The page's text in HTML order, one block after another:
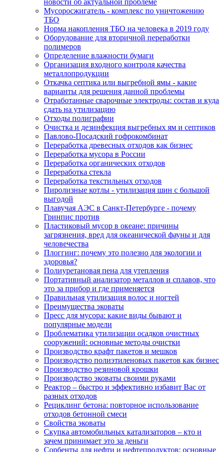
новости об актуальной проблеме
Мусоросжигатель - комплекс по уничтожению
ТБО
Норма накопления ТБО на человека в 2019 году
Оборудование для вторичной переработки
полимеров
Определение влажности бумаги
Организация входного контроля качества
металлопродукции
Откачка септика или выгребной ямы - какие
варианты для решения данной проблемы
Отработанные сварочные электроды: состав и куда
сдать на утилизацию
Отходы полиграфии
Очистка и дезинфекция выгребных ям и септиков
Павлово-Посадский гофрокомбинат
Переработка древесных отходов как бизнес
Переработка мусора в России
Переработка органических отходов
Переработка стекла
Переработка текстильных отходов
Пиролизные котлы - утилизация шин с большой
выгодой
Плавучая АЭС в Санкт-Петербурге - почему
Гринпис против
Пластиковый мусор в океане: причины
загрязнения, вред для океанической фауны и для
человечества
Плоггинг: почему это полезно для экологии и
здоровья?
Полиуретановая пена для утепления
Портативный анализатор металлов и сплавов, что
это за прибор и где применяется
Правильная утилизация волос и ногтей
Преимущества эковаты
Пресс для мусора: какие виды бывают и
популярные модели
Проблематика утилизации осадков очистных
сооружений: основные методы очистки
Производство крафт пакетов и мешков
Производство полиэтиленовых пакетов как бизнес
Производство резиновой крошки
Производство эковаты своими руками
Реактор – быстро и эффективно избавит Вас от
разных отходов
Рециклинг бетона: повторное использование
отходов бетонной смеси
Свойства эковаты
Скупка автомобильных катализаторов – кто и
зачем принимает это за деньги
Сорбенты для нефти и нефтепродуктов: основные